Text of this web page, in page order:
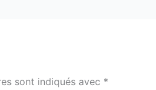
sont indiqués avec *